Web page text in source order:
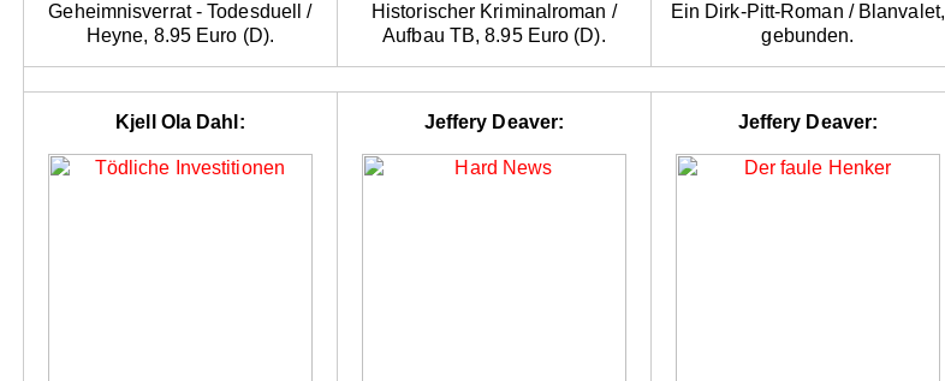
Geheimnisverrat - Todesduell /
Heyne, 8.95 Euro (D).
Historischer Kriminalroman /
Aufbau TB, 8.95 Euro (D).
Ein Dirk-Pitt-Roman / Blanvalet,
gebunden.
Kjell Ola Dahl: Jeffery Deaver: Jeffery Deaver: